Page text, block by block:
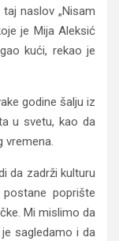
naslov „Nisam
je Mija Aleksić
kući, rekao je
godine šalju iz
u svetu, kao da
vremena.
da zadrži kulturu
poprište
Mi mislimo da
sagledamo i da